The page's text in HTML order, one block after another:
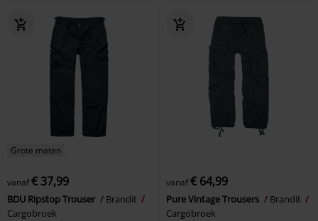
Grote maten
vanaf€ 37,99
BDU Ripstop Trouser
Brandit
Cargobroek
vanaf€ 64,99
Pure Vintage Trousers
Brandit
Cargobroek